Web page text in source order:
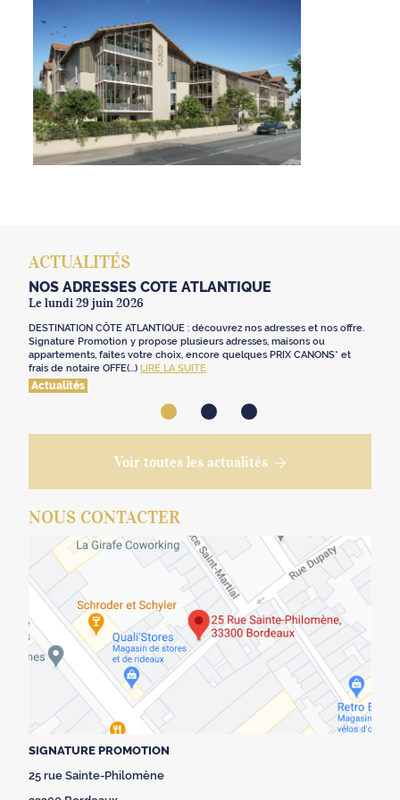
ACTUALITÉS
NOS ADRESSES CÔTE ATLANTIQUE
Le lundi 29 juin 2026
DESTINATION CÔTE ATLANTIQUE : découvrez nos adresses et nos offre.
Signature Promotion y propose plusieurs adresses, maisons ou
appartements, faites votre choix, encore quelques PRIX CANONS* et
frais de notaire OFFE(...) LIRE LA SUITE
Actualités
Voir toutes les actualités
NOUS CONTACTER
SIGNATURE PROMOTION
25 rue Sainte-Philomène